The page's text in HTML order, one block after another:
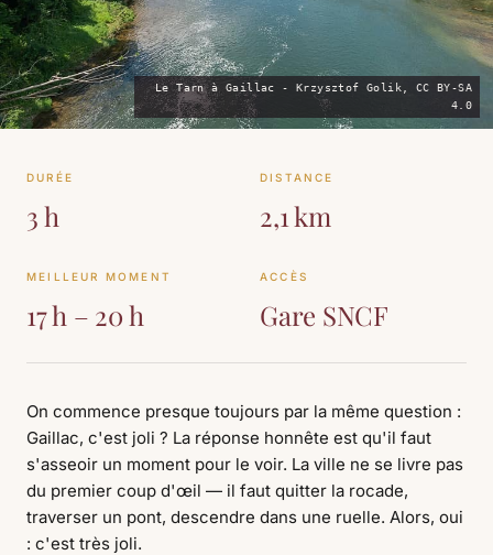
Le Tarn à Gaillac - Krzysztof Golik, CC BY-SA
4.0
DURÉE
3 h
DISTANCE
2,1 km
MEILLEUR MOMENT
17 h – 20 h
ACCÈS
Gare SNCF
On commence presque toujours par la même question :
Gaillac, c'est joli ? La réponse honnête est qu'il faut
s'asseoir un moment pour le voir. La ville ne se livre pas
du premier coup d'œil — il faut quitter la rocade,
traverser un pont, descendre dans une ruelle. Alors, oui
: c'est très joli.